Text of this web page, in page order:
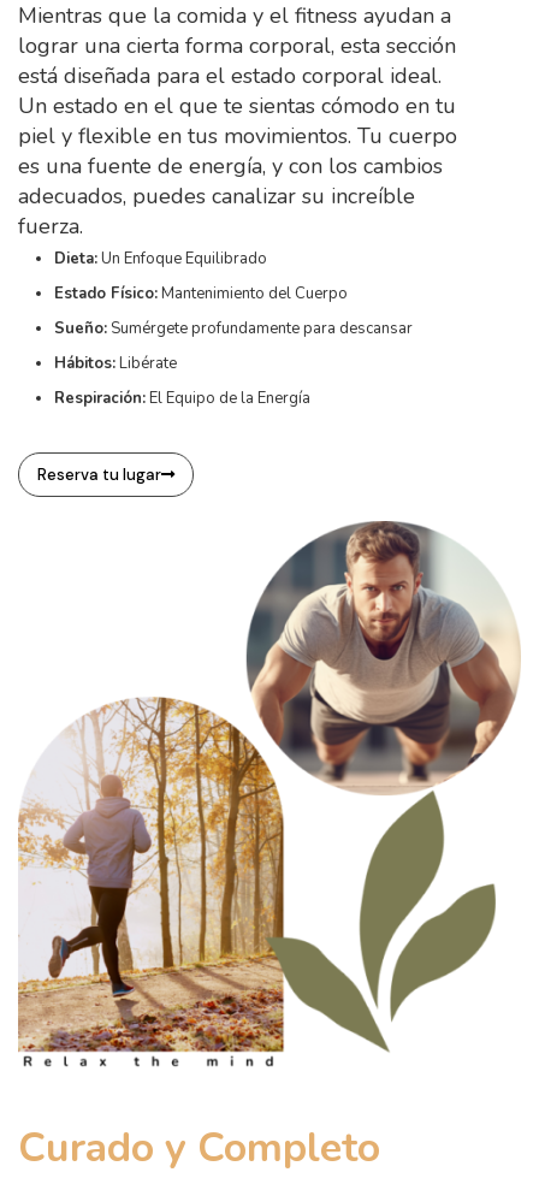
Mientras que la comida y el fitness ayudan a
lograr una cierta forma corporal, esta sección
está diseñada para el estado corporal ideal.
Un estado en el que te sientas cómodo en tu
piel y flexible en tus movimientos. Tu cuerpo
es una fuente de energía, y con los cambios
adecuados, puedes canalizar su increíble
fuerza.
Dieta:Un Enfoque Equilibrado
Estado Físico:Mantenimiento del Cuerpo
Sueño: Sumérgete profundamente para descansar
Hábitos:Libérate
Respiración:El Equipo de la Energía
Reserva tu lugar
Curado y Completo